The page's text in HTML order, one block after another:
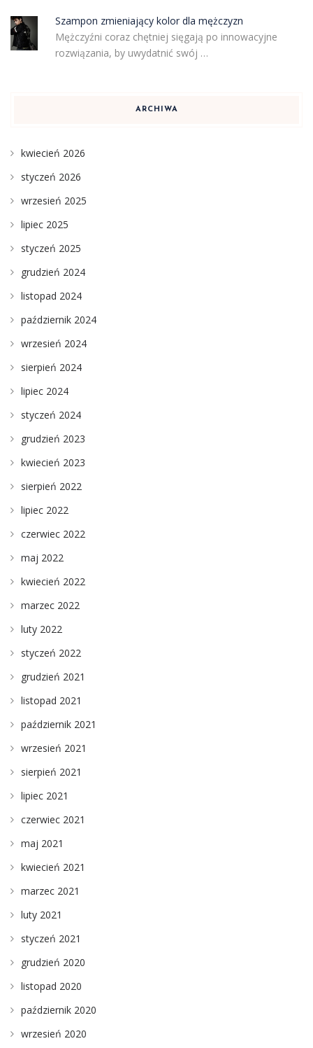
Szampon zmieniający kolor dla mężczyzn
Mężczyźni coraz chętniej sięgają po innowacyjne
rozwiązania, by uwydatnić swój …
ARCHIWA
kwiecień 2026
styczeń 2026
wrzesień 2025
lipiec 2025
styczeń 2025
grudzień 2024
listopad 2024
październik 2024
wrzesień 2024
sierpień 2024
lipiec 2024
styczeń 2024
grudzień 2023
kwiecień 2023
sierpień 2022
lipiec 2022
czerwiec 2022
maj 2022
kwiecień 2022
marzec 2022
luty 2022
styczeń 2022
grudzień 2021
listopad 2021
październik 2021
wrzesień 2021
sierpień 2021
lipiec 2021
czerwiec 2021
maj 2021
kwiecień 2021
marzec 2021
luty 2021
styczeń 2021
grudzień 2020
listopad 2020
październik 2020
wrzesień 2020